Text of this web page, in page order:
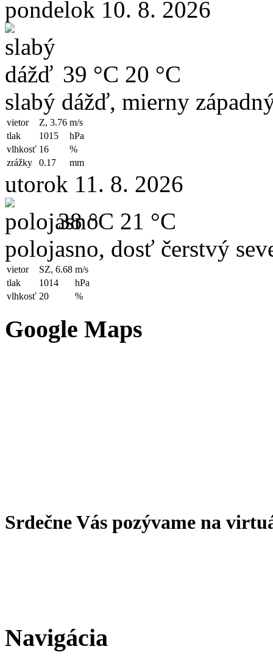
pondelok 10. 8. 2026
39 °C 20 °C
slabý dážď, mierny
vietor Z, 3.76 m/s
tlak
1015
hPa
vlhkosť 16
%
zrážky
0.17 mm
utorok 11. 8. 2026
38 °C 21 °C
polojasno, dosť čerstvý
vietor SZ, 6.68 m/s
tlak
1014
hPa
vlhkosť 20 %
Google Maps
Srdečne Vás pozývame na
Navigácia